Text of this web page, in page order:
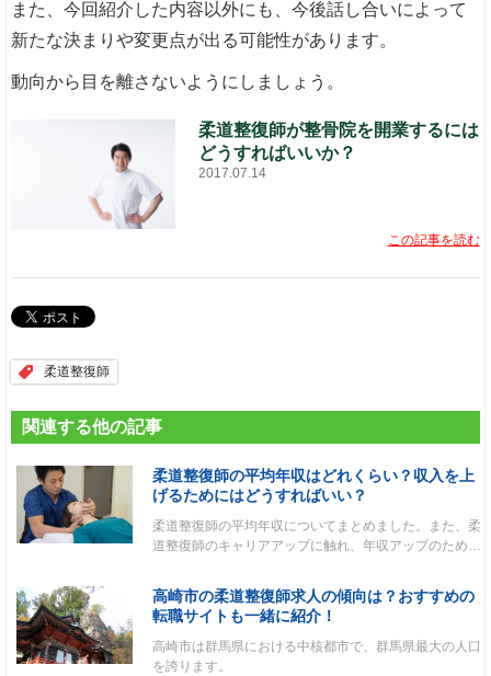
また、今回紹介した内容以外にも、今後話し合いによって
新たな決まりや変更点が出る可能性があります。
動向から目を離さないようにしましょう。
柔道整復師が整骨院を開業するには
どうすればいいか？
2017.07.14
この記事を読む
柔道整復師
関連する他の記事
柔道整復師の平均年収はどれくらい？収入を上
げるためにはどうすればいい？
柔道整復師の平均年収についてまとめました。また、柔
道整復師のキャリアアップに触れ、年収アップのため…
高崎市の柔道整復師求人の傾向は？おすすめの
転職サイトも一緒に紹介！
高崎市は群馬県における中核都市で、群馬県最大の人口
を誇ります。